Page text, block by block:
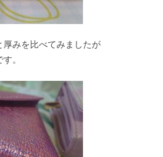
みを比べてみましたが
。